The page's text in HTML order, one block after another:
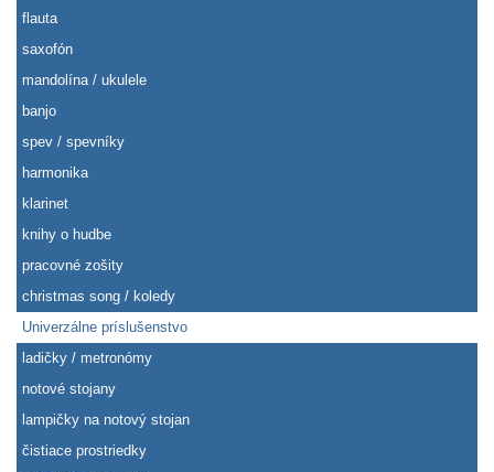
flauta
saxofón
mandolína / ukulele
banjo
spev / spevníky
harmonika
klarinet
knihy o hudbe
pracovné zošity
christmas song / koledy
Univerzálne príslušenstvo
ladičky / metronómy
notové stojany
lampičky na notový stojan
čistiace prostriedky